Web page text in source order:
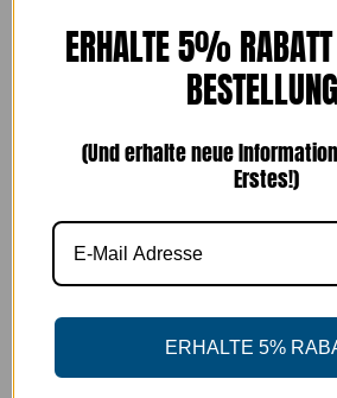
14 Tage · kostenloser Rückversand
Handgefertigte Schuhe
SICHERE
ERHALTE 5%
(Und erhalte neue
Erstes!)
ERHALTE 5%